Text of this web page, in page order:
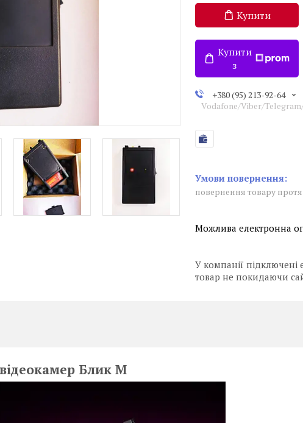
Купити
Купити
з
+380 (95) 213-92-64
Vodafone/Viber/
повернення товару
У компанії підключені
товар не покидаючи
Блик М